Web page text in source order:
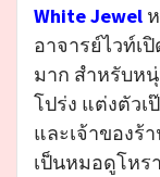
White Jewel
อาจารย์ไวท์เ
มาก สำหรับห
โปร่ง แต่งตัว
และเจ้าของร้
เป็นหมอดูโหร